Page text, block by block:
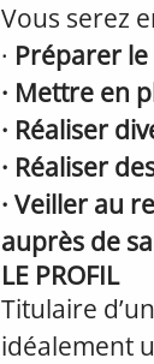
Vous serez
· Préparer
· Mettre en
· Réaliser
· Réaliser
· Veiller au
auprès de
LE PROFIL
Titulaire
idéalement